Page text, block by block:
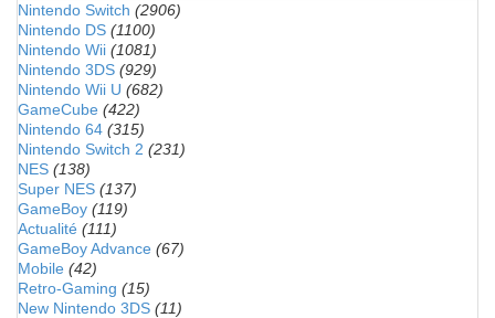
Nintendo Switch (2906)
Nintendo DS (1100)
Nintendo Wii (1081)
Nintendo 3DS (929)
Nintendo Wii U (682)
GameCube (422)
Nintendo 64 (315)
Nintendo Switch 2 (231)
NES (138)
Super NES (137)
GameBoy (119)
Actualité (111)
GameBoy Advance (67)
Mobile (42)
Retro-Gaming (15)
New Nintendo 3DS (11)